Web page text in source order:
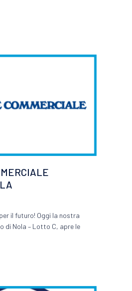
il futuro! Oggi la nostra
di Nola – Lotto C, apre le